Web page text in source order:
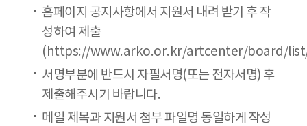
홈페이지 공지사항에서 지원서 내려 받기 후 작
성하여 제출
(https://www.arko.or.kr/artcenter/board/
서명부분에 반드시 자필서명(또는 전자서명) 후
제출해주시기 바랍니다.
메일 제목과 지원서 첨부 파일명 동일하게 작성